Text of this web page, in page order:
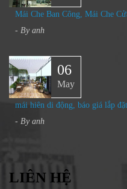
Mái Che Ban Công, Mái Che
- By anh
06
May
mái hiên di động, báo giá lắp
- By anh
LIÊN HỆ